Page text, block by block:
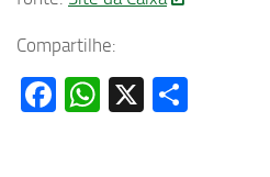
Compartilhe:
Facebook
WhatsApp
X